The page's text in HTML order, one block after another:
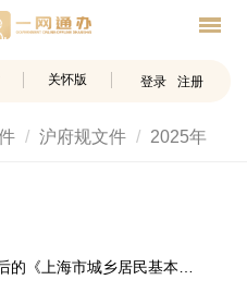
关怀版 登录 注册
沪府规文件 2025年
城乡居民基本医疗保险办法》的通知